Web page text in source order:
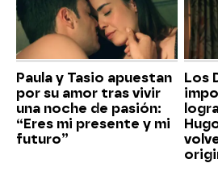
Paula y Tasio apuestan
por su amor tras vivir
una noche de pasión:
“Eres mi presente y mi
futuro”
Los